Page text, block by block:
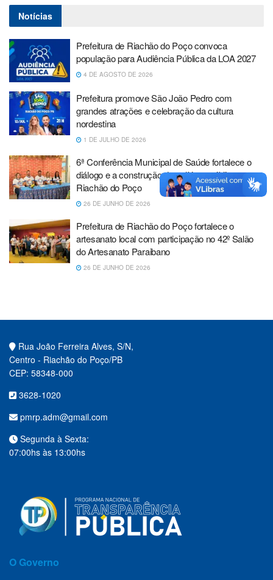
Notícias
Prefeitura de Riachão do Poço convoca
população para Audiência Pública da LOA 2027
4 DE AGOSTO DE 2026
Prefeitura promove São João Pedro com
grandes atrações e celebração da cultura
nordestina
1 DE JULHO DE 2026
6ª Conferência Municipal de Saúde fortalece o
diálogo e a construção de políticas públicas em
Riachão do Poço
26 DE JUNHO DE 2026
Prefeitura de Riachão do Poço fortalece o
artesanato local com participação no 42º Salão
do Artesanato Paraibano
26 DE JUNHO DE 2026
Rua João Ferreira Alves, S/N,
Centro - Riachão do Poço/PB
CEP: 58348-000
3628-1020
pmrp.adm@gmail.com
Segunda à Sexta:
07:00hs às 13:00hs
O Governo